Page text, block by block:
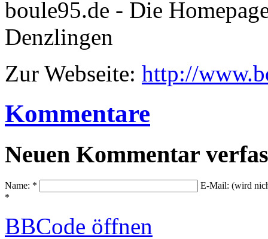
boule95.de - Die
Denzlingen
Zur Webseite: http://
Kommentare
Neuen Kommentar
Name: *
E-Mail: (wird
*
BBCode öffnen